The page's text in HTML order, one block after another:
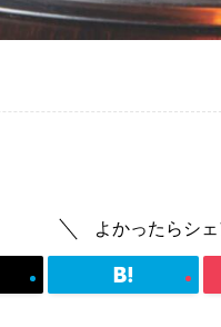
よかったらシェ